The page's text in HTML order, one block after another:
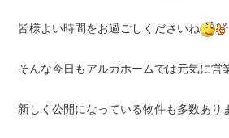
皆様よい時間をお過ごしくださいね
そんな今日もアルガホームでは元気に営
新しく公開になっている物件も多数あり